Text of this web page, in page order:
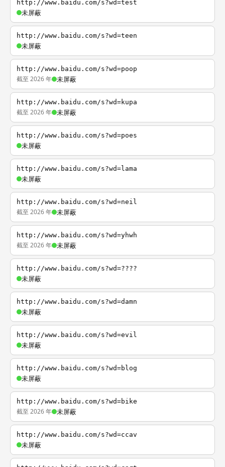
http://www.baidu.com/s?wd=test
未屏蔽
http://www.baidu.com/s?wd=teen
未屏蔽
http://www.baidu.com/s?wd=poop
截至 2026 年 未屏蔽
http://www.baidu.com/s?wd=kupa
截至 2026 年 未屏蔽
http://www.baidu.com/s?wd=poes
未屏蔽
http://www.baidu.com/s?wd=lama
未屏蔽
http://www.baidu.com/s?wd=neil
截至 2026 年 未屏蔽
http://www.baidu.com/s?wd=yhwh
截至 2026 年 未屏蔽
http://www.baidu.com/s?wd=????
未屏蔽
http://www.baidu.com/s?wd=damn
未屏蔽
http://www.baidu.com/s?wd=evil
未屏蔽
http://www.baidu.com/s?wd=blog
未屏蔽
http://www.baidu.com/s?wd=bike
截至 2026 年 未屏蔽
http://www.baidu.com/s?wd=ccav
未屏蔽